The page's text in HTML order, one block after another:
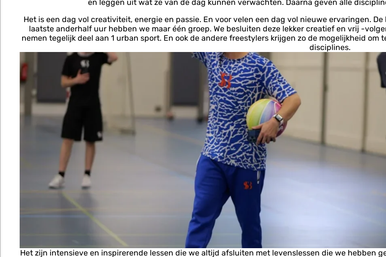
en leggen uit wat ze van de dag kunnen verwachten. Daarna geven alle
Het is een dag vol creativiteit, energie en passie. En voor velen een dag vol nieuwe ervaringen.
laatste anderhalf uur hebben we maar één groep. We besluiten deze lekker creatief en vrij -
nemen tegelijk deel aan 1 urban sport. En ook de andere freestylers krijgen zo de mogelijkheid
disciplines.
Het zijn intensieve en inspirerende lessen die we altijd afsluiten met levenslessen die we hebben